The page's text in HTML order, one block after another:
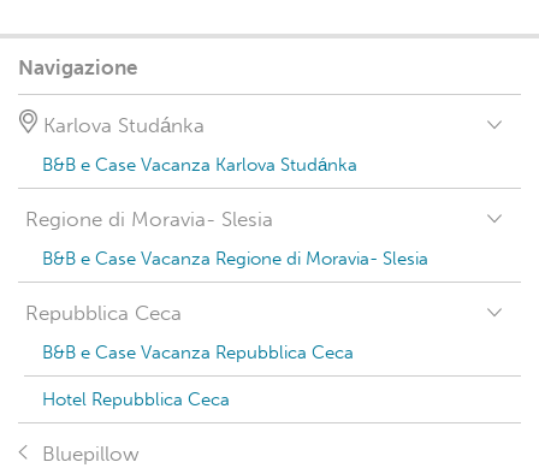
Navigazione
Karlova Studánka
B&B e Case Vacanza Karlova Studánka
Regione di Moravia- Slesia
B&B e Case Vacanza Regione di Moravia- Slesia
Repubblica Ceca
B&B e Case Vacanza Repubblica Ceca
Hotel Repubblica Ceca
Bluepillow